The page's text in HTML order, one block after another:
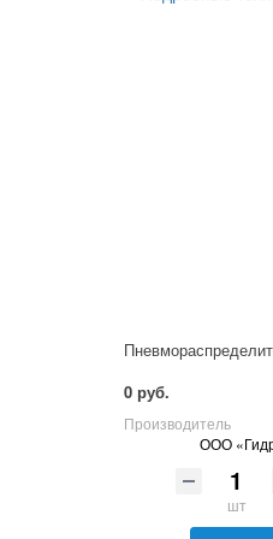
0 руб.
Производитель
ООО
шт